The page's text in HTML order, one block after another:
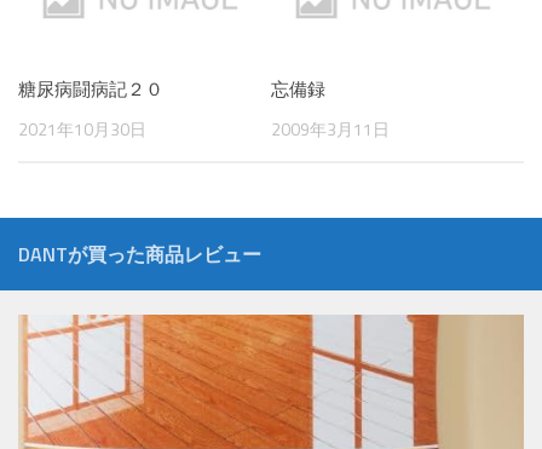
糖尿病闘病記２０
2021年10月30日
忘備録
2009年3月11日
DANTが買った商品レビュー